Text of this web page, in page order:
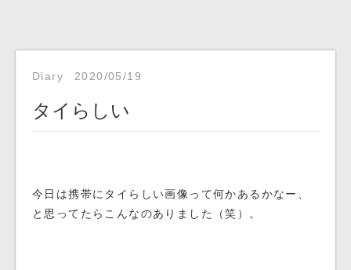
Diary 2020/05/19
タイらしい
今日は携帯にタイらしい画像って何かあるかなー、
と思ってたらこんなのありました（笑）。